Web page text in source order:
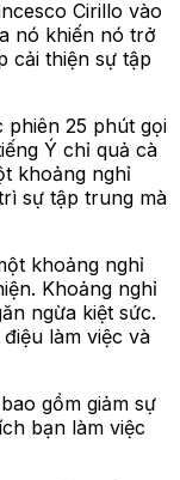
Cirillo vào
nó khiến nó trở
cải thiện sự tập
phiên 25 phút gọi
Ý chỉ quả cà
khoảng nghỉ
sự tập trung mà
khoảng nghỉ
Khoảng nghỉ
ngừa kiệt sức.
làm việc và
gồm giảm sự
bạn làm việc